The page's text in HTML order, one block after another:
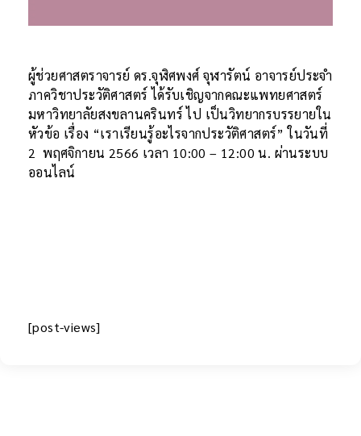
ผู้ช่วยศาสตราจารย์ ดร.จุฬิศพงศ์ จุฬารัตน์ อาจารย์ประจำ
ภาควิชาประวัติศาสตร์ ได้รับเชิญจากคณะแพทยศาสตร์
มหาวิทยาลัยสงขลานครินทร์ ไป เป็นวิทยากรบรรยายใน
หัวข้อ เรื่อง “เราเรียนรู้อะไรจากประวัติศาสตร์” ในวันที่
2 พฤศจิกายน 2566 เวลา 10:00 – 12:00 น. ผ่านระบบ
ออนไลน์
[post-views]